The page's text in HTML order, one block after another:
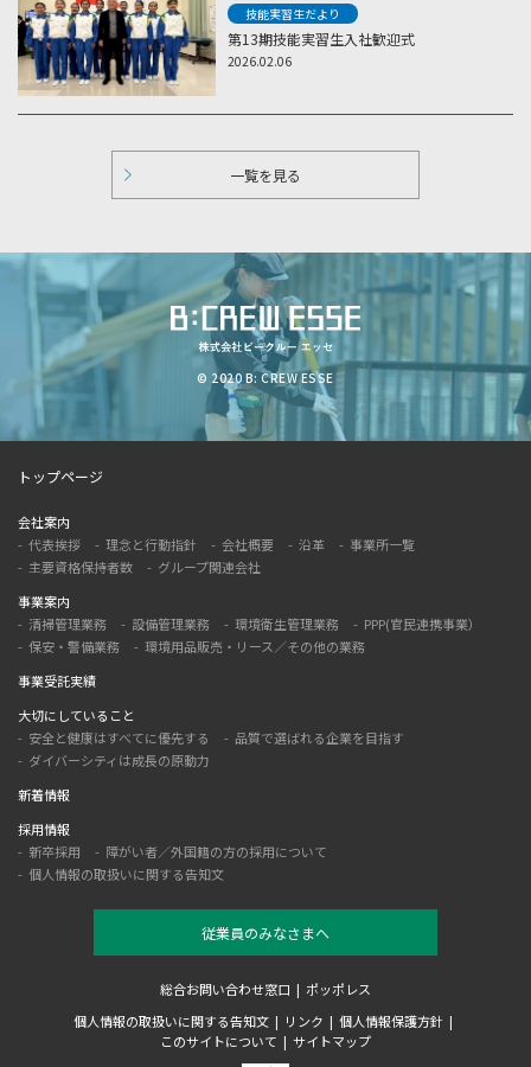
技能実習生だより
第13期技能実習生入社歓迎式
2026.02.06
一覧を見る
© 2020 B: CREW ESSE
トップページ
会社案内
代表挨拶
理念と行動指針 会社概要 沿革
事業所一覧
主要資格保持者数
グループ関連会社
事業案内
清掃管理業務
設備管理業務 環境衛生管理業務
PPP(官民連携事業）
保安・警備業務
環境用品販売・リース／その他の業務
事業受託実績
大切にしていること
安全と健康はすべてに優先する
品質で選ばれる企業を目指す
ダイバーシティは成長の原動力
新着情報
採用情報
新卒採用
障がい者／外国籍の方の採用について
個人情報の取扱いに関する告知文
従業員のみなさまへ
総合お問い合わせ窓口
ポッポレス
個人情報の取扱いに関する告知文
リンク
個人情報保護方針
このサイトについて
サイトマップ